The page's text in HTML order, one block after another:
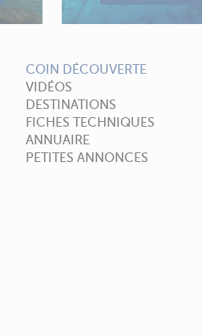
COIN DÉCOUVERTE
VIDÉOS
DESTINATIONS
FICHES TECHNIQUES
ANNUAIRE
PETITES ANNONCES